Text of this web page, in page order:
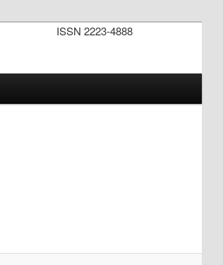
ISSN 2223-4888